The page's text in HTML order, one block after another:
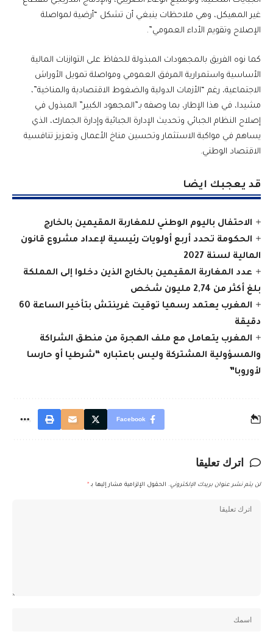
غير المهيكل، وهي ملاحظات ينبغي أن تشكل “أرضية لمواصلة
الإصلاح وتقويم الأداء العمومي”.
كما نوه الفريق بالمجهودات المبذولة للحفاظ على التوازنات المالية
الأساسية واستمرارية المرفق العمومي ومواصلة تمويل الأوراش
الاجتماعية، رغم “الأزمات الدولية والضغوط الاقتصادية والمناخية”،
مشيدا، في هذا الإطار، بما وصفه بـ”المجهود الكبير” المبذول في
إصلاح النظام الجبائي وتحديث الإدارة الجبائية وإدارة الجمارك، الذي
يساهم في مواكبة الاستثمار وتحسين مناخ الأعمال وتعزيز تنافسية
الاقتصاد الوطني.
قد يعجبك ايضا
الاحتفال باليوم الوطني للمغاربة المقيمين بالخارج
الحكومة تحدد أربع أولويات رئيسية لإعداد مشروع قانون
المالية لسنة 2027
عدد المغاربة المقيمين بالخارج الذين دخلوا إلى المملكة
بلغ أكثر من 2,74 مليون شخص
المغرب يعتمد رسميا توقيت غرينتش بتأخير الساعة 60
دقيقة
المغرب يتعامل مع ملف الهجرة من منطق الشراكة
والمسؤولية المشتركة وليس باعتباره “شرطيا أو حارسا
لأوروبا”
Facebook
اترك تعليقا
لن يتم نشر عنوان بريدك الإلكتروني. الحقول الإلزامية مشار إليها بـ *